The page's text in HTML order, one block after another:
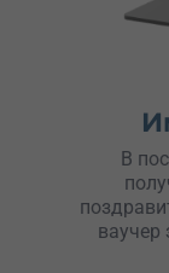
В
ваучер